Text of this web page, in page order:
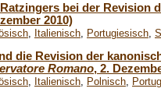
bei der
2010)
Italienisch Portugiesisch
die Revision der
Romano, 2.
, Italienisch, Polnisch,